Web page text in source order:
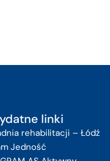
linki
rehabilitacji – Łódź
Jedność